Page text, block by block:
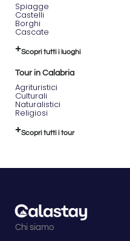
Spiagge
Castelli
Borghi
Cascate
Scopri tutti i luoghi
Tour in Calabria
Agrituristici
Culturali
Naturalistici
Religiosi
Scopri tutti i tour
Chi siamo